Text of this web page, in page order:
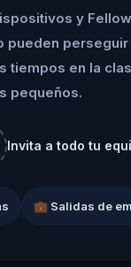
y
pueden
tiempos en la
pequeños.
Invita a todo tu
💼 Salidas de